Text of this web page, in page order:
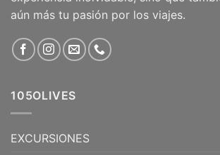
aún más tu pasión por los viajes.
105OLIVES
EXCURSIONES